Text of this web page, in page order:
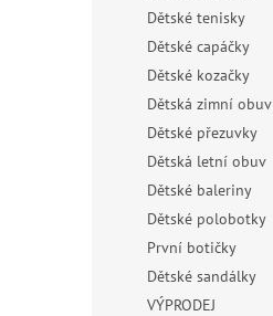
Dětské tenisky
Dětské capáčky
Dětské kozačky
Dětská zimní obuv
Dětské přezuvky
Dětská letní obuv
Dětské baleriny
Dětské polobotky
První botičky
Dětské sandálky
VÝPRODEJ